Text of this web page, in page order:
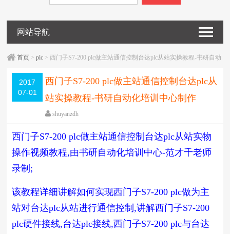
网站导航
首页 >plc > 西门子S7-200 plc做主站通信控制台达plc从站实操教程-书研自动
2017
07-01
西门子S7-200 plc做主站通信控制台达plc从
站实操教程-书研自动化培训中心制作
shuyanzdh
围观 772次
已关闭评论
编辑日期：2018-05-16 字体：大 中 小
西门子S7-200 plc做主站通信控制台达plc从站实物
操作视频教程,由书研自动化培训中心-范才千老师
录制;
该教程详细讲解如何实现西门子S7-200 plc做为主
站对台达plc从站进行通信控制,讲解西门子S7-200
plc硬件接线,台达plc接线,西门子S7-200 plc与台达